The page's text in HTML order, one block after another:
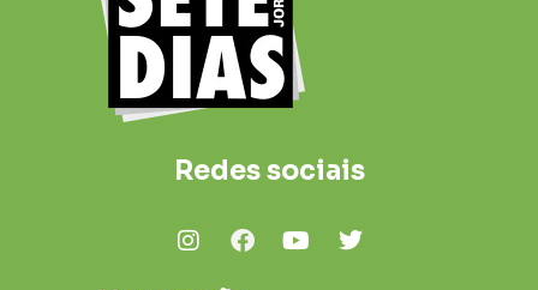
Redes sociais